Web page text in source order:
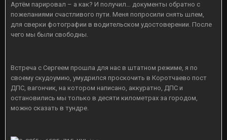
Артём парировал – а как? И получил… документы обратно с
пожеланиями счастливого пути. Меня попросили снять шлем,
для сверки фотографии в водительском удостоверении. После
чего мы были свободны.
Встреча с Сергеем прошла для нас в штатном режиме, я по
своему скудоумию, умудрился проскочить в Коротчаево пост
ДПС, вагончик, на котором написано, аккуратно, ДПС и
остановились мы только в десяти километрах за городом,
можно сказать в тундре.